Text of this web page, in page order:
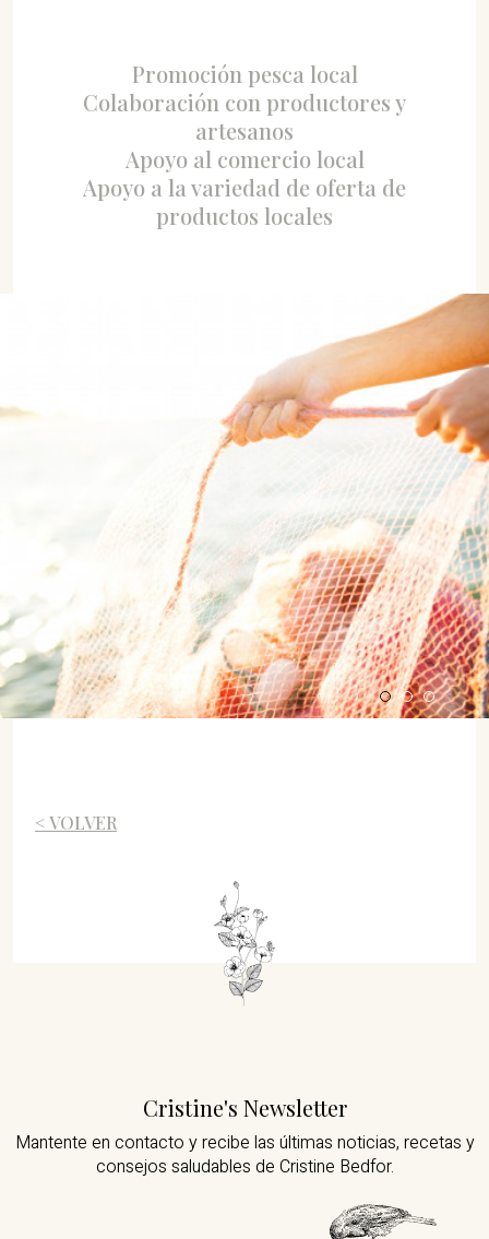
Promoción pesca local
Colaboración con productores y
artesanos
Apoyo al comercio local
Apoyo a la variedad de oferta de
productos locales
< VOLVER
Cristine's Newsletter
Mantente en contacto y recibe las últimas noticias, recetas y
consejos saludables de Cristine Bedfor.